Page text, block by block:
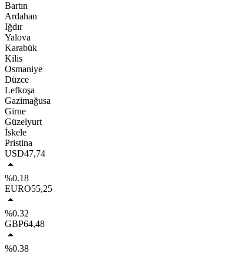
Bartın
Ardahan
Iğdır
Yalova
Karabük
Kilis
Osmaniye
Düzce
Lefkoşa
Gazimağusa
Girne
Güzelyurt
İskele
Pristina
USD47,74
%0.18
EURO55,25
%0.32
GBP64,48
%0.38